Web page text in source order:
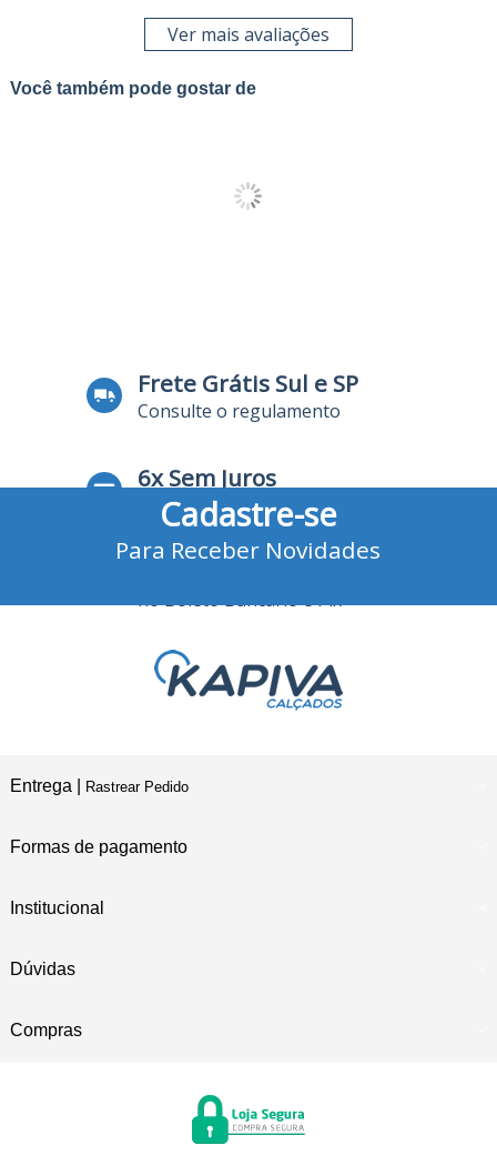
Ver mais avaliações
Você também pode gostar de
Frete Grátis Sul e SP
Consulte o regulamento
6x Sem Juros
no Cartão de Crédito
no Boleto Bancário e Pix
Cadastre-se
Para Receber Novidades
Entrega | Rastrear Pedido
Formas de pagamento
Institucional
Dúvidas
Compras